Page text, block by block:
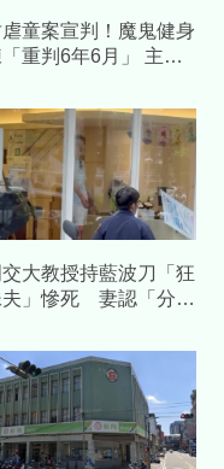
童案宣判！魔鬼健身
重判6年6月」 主嫌
交大教授持藍波刀「狂
夫」慘死 妻認「分產